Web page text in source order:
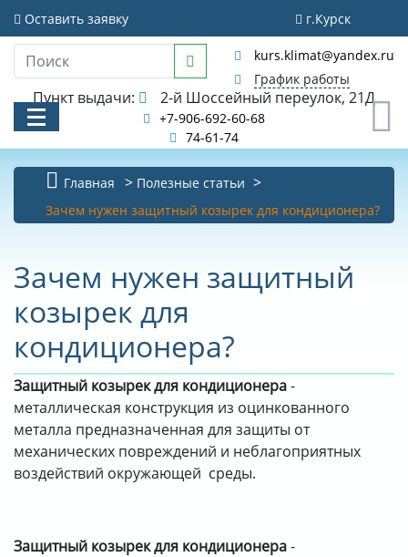
Оставить заявку г.Курск
kurs.klimat@yandex.ru
График работы
Пункт выдачи: 2-й Шоссейный переулок, 21Д
+7-906-692-60-68
74-61-74
КАТАЛОГ
УСЛУГИ
БИБЛИОТЕКА
НОВОСТИ
КОНТАКТЫ
О КОМПАНИИ
ДОСТАВКА
Главная
Полезные статьи
Зачем нужен защитный козырек для кондиционера?
Зачем нужен защитный
козырек для
кондиционера?
Защитный козырек для кондиционера-
металлическая конструкция из оцинкованного
металла предназначенная для защиты от
механических повреждений и неблагоприятных
воздействий окружающей среды.
Защитный козырек для кондиционера-